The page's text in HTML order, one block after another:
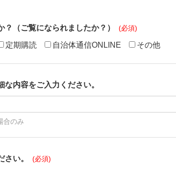
（ご覧になられましたか？）
定期購読 自治体通信ONLINE その他
な内容をご入力ください。
合のみ
い。